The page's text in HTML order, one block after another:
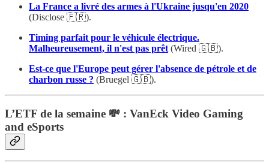
La France a livré des armes à l'Ukraine jusqu'en 2020
(Disclose 🇫🇷).
Timing parfait pour le véhicule électrique.
Malheureusement, il n'est pas prêt (Wired 🇬🇧).
Est-ce que l'Europe peut gérer l'absence de pétrole et de
charbon russe ? (Bruegel 🇬🇧).
L’ETF de la semaine 💸 : VanEck Video Gaming
and eSports